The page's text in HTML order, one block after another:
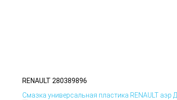
RENAULT 280389896
Смазка универсальная пластика RENAULT аэр